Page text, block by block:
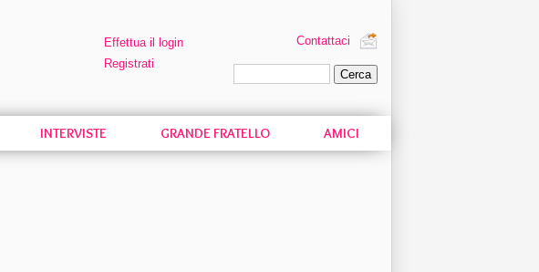
Effettua il login
Registrati
Contattaci
INTERVISTE GRANDE FRATELLO AMICI